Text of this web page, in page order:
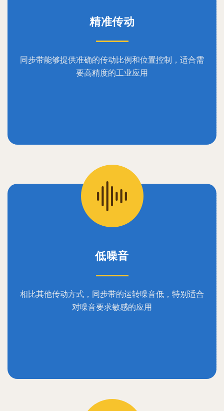
精准传动
同步带能够提供准确的传动比例和位置控制，适合需
要高精度的工业应用
低噪音
相比其他传动方式，同步带的运转噪音低，特别适合
对噪音要求敏感的应用